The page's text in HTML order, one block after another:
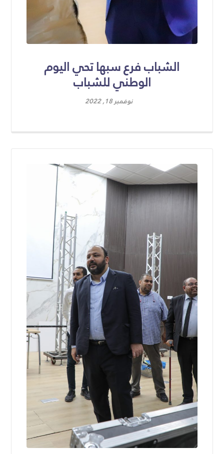
الشباب فرع سبها تحي اليوم
الوطني للشباب
نوفمبر 18, 2022